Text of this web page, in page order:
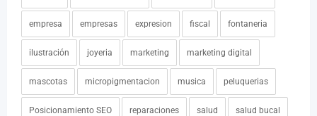
empresa empresas expresion fiscal fontaneria
ilustración joyeria marketing marketing digital
mascotas micropigmentacion musica peluquerias
Posicionamiento SEO reparaciones salud salud bucal